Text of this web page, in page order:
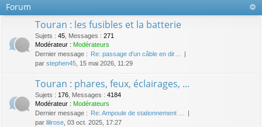
r
Forum
Touran : les fusibles et la batterie
Sujets : 45 Messages : 271
Modérateur : Modérateurs
Dernier message : Re: passage d'un câble en dir…
par stephen45 , 15 mai 2026, 11:29
Touran : phares, feux, éclairages, ...
Sujets : 176 Messages : 4184
Modérateur : Modérateurs
Dernier message : Re: Ampoule de stationnement …
par lilirose , 03 oct. 2025, 17:27